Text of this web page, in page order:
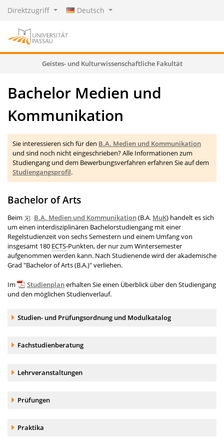
Direktzugriff Deutsch
Geistes- und Kulturwissenschaftliche Fakultät
Bachelor Medien und
Kommunikation
Sie interessieren sich für den B.A. Medien und Kommunikation
und sind noch nicht eingeschrieben? Alle Informationen zum
Studiengang und dem Bewerbungsverfahren erfahren Sie auf dem
Studiengangsprofil.
Bachelor of Arts
Beim B.A. Medien und Kommunikation(B.A. MuK) handelt es sich
um einen interdisziplinären Bachelorstudiengang mit einer
Regelstudienzeit von sechs Semestern und einem Umfang von
insgesamt 180 ECTS-Punkten, der nur zum Wintersemester
aufgenommen werden kann. Nach Studienende wird der akademische
Grad "Bachelor of Arts(B.A.)" verliehen.
Im Studienplanerhalten Sie einen Überblick über den Studiengang
und den möglichen Studienverlauf.
Akkordeonelement:
Studien- und Prüfungsordnung und Modulkatalog
Akkordeonelement:
Fachstudienberatung
Akkordeonelement:
Lehrveranstaltungen
Akkordeonelement:
Prüfungen
Akkordeonelement:
Praktika